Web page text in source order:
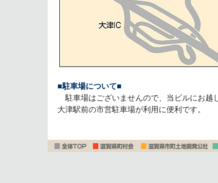
■駐車場について■
駐車場はございませんので、当ビルにお越
大津駅前の市営駐車場が利用に便利です。